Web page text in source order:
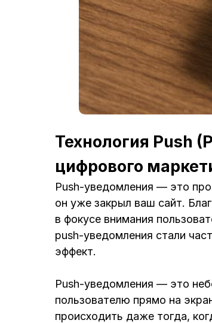
Технология Push
цифрового
Push-уведомления — это
он уже закрыл ваш сайт.
в фокусе внимания
push-уведомления стали
эффект.
Push-уведомления — это
пользователю прямо на
происходить даже тогда,